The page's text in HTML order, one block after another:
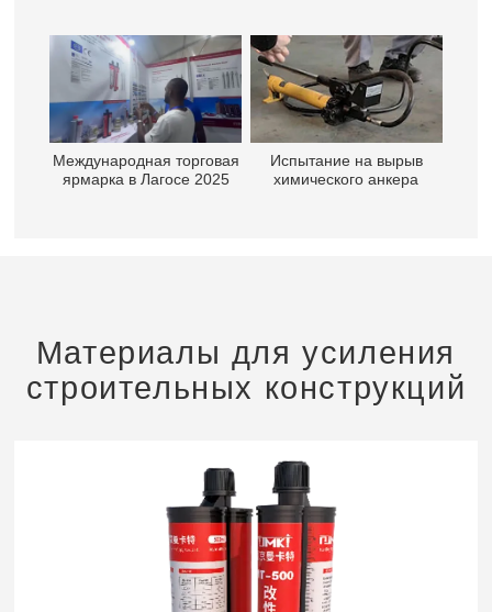
Международная торговая
ярмарка в Лагосе 2025
Испытание на вырыв
химического анкера
Материалы для усиления
строительных конструкций